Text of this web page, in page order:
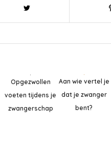
Opgezwollen
voeten tijdens je
zwangerschap
Aan wie vertel je
dat je zwanger
bent?